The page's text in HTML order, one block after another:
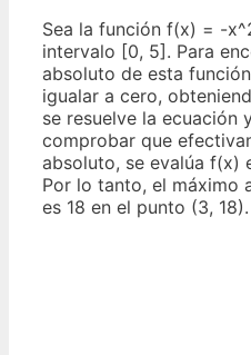
Sea la función f(x) = -
intervalo [0, 5]. Para
absoluto de esta
igualar a cero,
se resuelve la ecuación
comprobar que
absoluto, se evalúa f(x)
Por lo tanto, el máximo
es 18 en el punto (3, 18).